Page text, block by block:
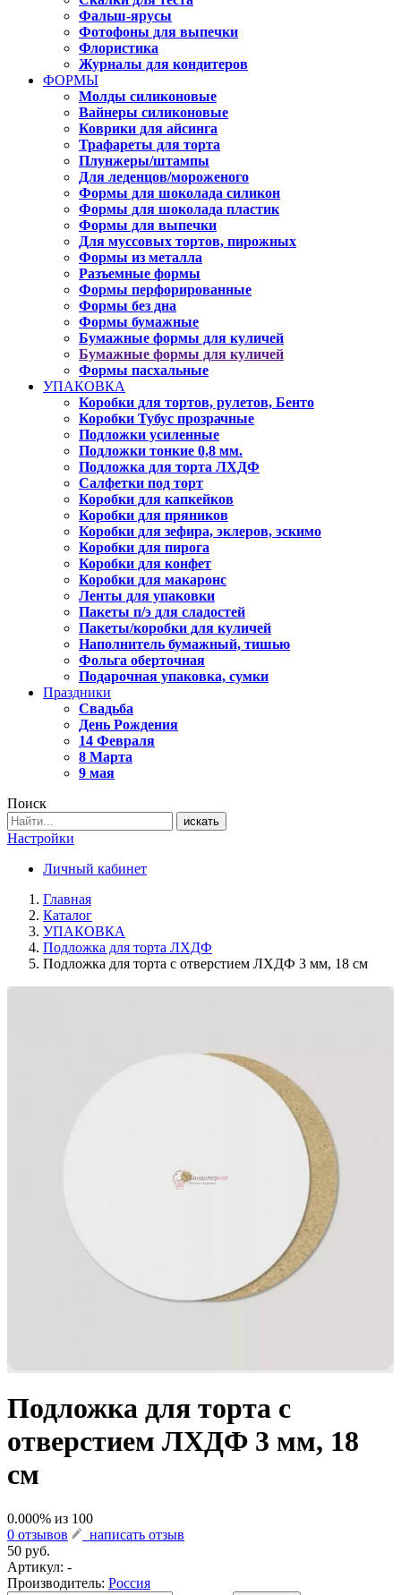
Фальш-ярусы
Фотофоны для выпечки
Флористика
Журналы для кондитеров
ФОРМЫ
Молды силиконовые
Вайнеры силиконовые
Коврики для айсинга
Трафареты для торта
Плунжеры/штампы
Для леденцов/мороженого
Формы для шоколада силикон
Формы для шоколада пластик
Формы для выпечки
Для муссовых тортов, пирожных
Формы из металла
Разъемные формы
Формы перфорированные
Формы без дна
Формы бумажные
Бумажные формы для куличей
Бумажные формы для куличей
Формы пасхальные
УПАКОВКА
Коробки для тортов, рулетов, Бенто
Коробки Тубус прозрачные
Подложки усиленные
Подложки тонкие 0,8 мм.
Подложка для торта ЛХДФ
Салфетки под торт
Коробки для капкейков
Коробки для пряников
Коробки для зефира, эклеров, эскимо
Коробки для пирога
Коробки для конфет
Коробки для макаронс
Ленты для упаковки
Пакеты п/э для сладостей
Пакеты/коробки для куличей
Наполнитель бумажный, тишью
Фольга оберточная
Подарочная упаковка, сумки
Праздники
Свадьба
День Рождения
14 Февраля
8 Марта
9 мая
Поиск
искать
Настройки
Личный кабинет
Главная
Каталог
УПАКОВКА
Подложка для торта ЛХДФ
Подложка для торта с отверстием ЛХДФ 3 мм, 18 см
Подложка для торта с
отверстием ЛХДФ 3 мм, 18
см
0.000% из 100
0 отзывов
написать отзыв
50 руб.
Артикул: -
Производитель: Россия